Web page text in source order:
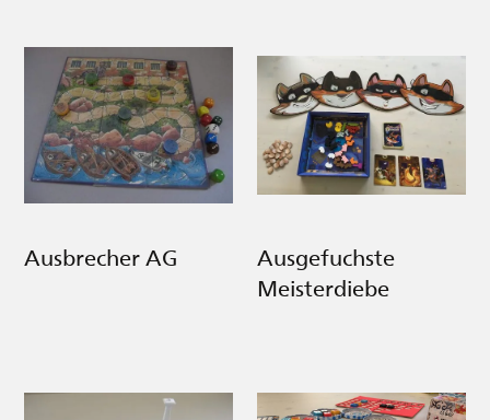
Ausbrecher AG
Ausgefuchste
Meisterdiebe